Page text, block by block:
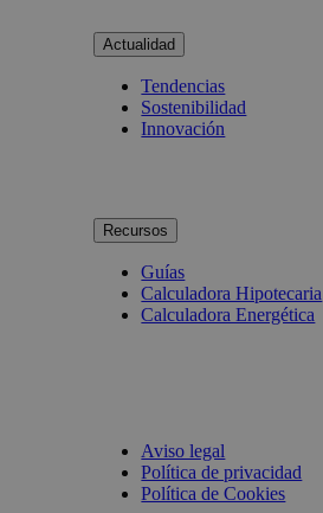
Actualidad
Tendencias
Sostenibilidad
Innovación
Recursos
Guías
Calculadora Hipotecaria
Calculadora Energética
Aviso legal
Política de privacidad
Política de Cookies